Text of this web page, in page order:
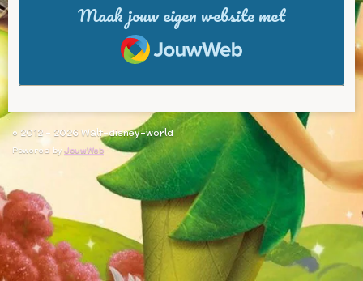
Maak jouw eigen website met
JouwWeb
© 2012 - 2026 Walt-disney-world
Powered by JouwWeb